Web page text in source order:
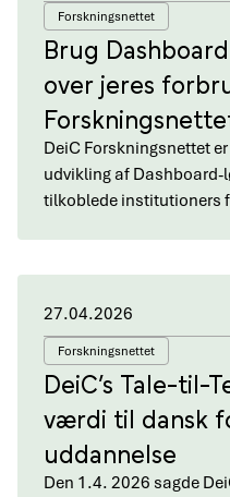
Forskningsnettet
Brug
over jeres
DeiC Forskningsnettet
udvikling af
tilkoblede institutioners
27.04.2026
Forskningsnettet
DeiC’s Tale-til-
værdi til dansk
uddannelse
Den 1.4. 2026 sagde